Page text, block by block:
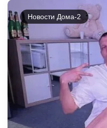
Новости Дома-2